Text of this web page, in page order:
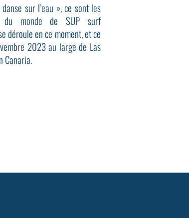
sur l’eau », ce sont les
du monde de SUP surf
déroule en ce moment, et ce
2023 au large de Las
Canaria.